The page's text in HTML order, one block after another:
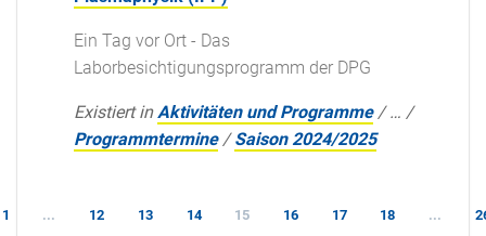
Ein Tag vor Ort - Das
Laborbesichtigungsprogramm der DPG
Existiert in Aktivitäten und Programme /… /
Programmtermine /Saison 2024/2025
1 ... 12 13 14 15 16 17 18 ...